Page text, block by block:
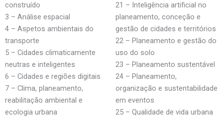
construído
3 – Análise espacial
4 – Aspetos ambientais do
transporte
5 – Cidades climaticamente
neutras e inteligentes
6 – Cidades e regiões digitais
7 – Clima, planeamento,
reabilitação ambiental e
ecologia urbana
21 – Inteligência artificial no
planeamento, conceção e
gestão de cidades e territórios
22 – Planeamento e gestão do
uso do solo
23 – Planeamento sustentável
24 – Planeamento,
organização e sustentabilidade
em eventos
25 – Qualidade de vida urbana